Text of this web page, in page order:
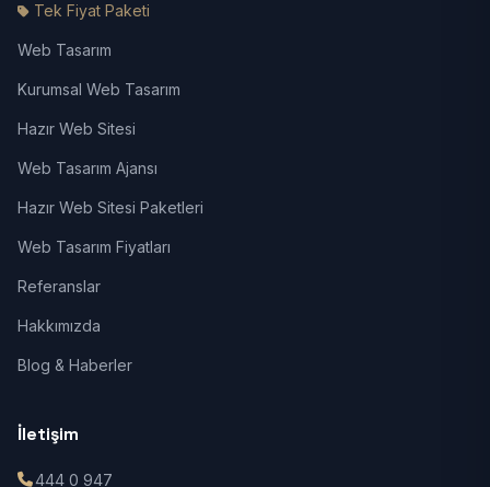
Tek Fiyat Paketi
Web Tasarım
Kurumsal Web Tasarım
Hazır Web Sitesi
Web Tasarım Ajansı
Hazır Web Sitesi Paketleri
Web Tasarım Fiyatları
Referanslar
Hakkımızda
Blog & Haberler
İletişim
444 0 947